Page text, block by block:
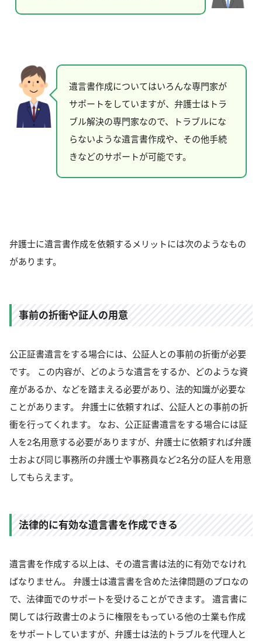
遺言書作成についてはいろんな専門家が
サポートをしていますが、弁護士はトラ
ブル解決の専門家なので、トラブルにな
らないような遺言書作成や、その他手続
きなどのサポートが可能です。
弁護士に遺言書作成を依頼するメリットには次のようなもの
があります。
事前の折衝や証人の用意
公正証書遺言をする場合には、公証人との事前の折衝が必要
です。 この内容が、どのような遺言をするか、どのような資
産があるか、などを踏まえる必要があり、法的知識が必要な
ことがあります。 弁護士に依頼すれば、公証人との事前の折
衝を行ってくれます。 なお、公正証書遺言をする場合には証
人を2名用意する必要がありますが、弁護士に依頼すれば弁護
士および同じ事務所の弁護士や事務員など2名分の証人を用意
してもらえます。
法律的に有効な遺言書を作成できる
遺言書を作成する以上は、その遺言書は法的に有効でなけれ
ばなりません。 弁護士は遺言書を含めた法律問題のプロなの
で、法律面でのサポートを受けることができます。 遺言書に
関しては行政書士のように権限をもっている他の士業も作成
をサポートしていますが、弁護士は法的トラブルを代理人と